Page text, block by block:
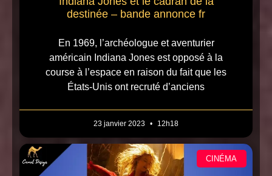
destinée – bande annonce fr
En 1969, l’archéologue et aventurier
américain Indiana Jones est opposé à la
course à l’espace en raison du fait que les
États-Unis ont recruté d’anciens
23 janvier 2023 12h18
CINÉMA